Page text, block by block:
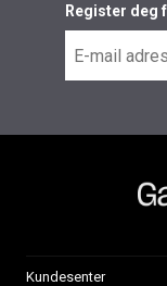
Register deg
Kundesenter